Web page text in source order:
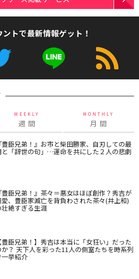
トで最新情報ゲット！
WEEKLY
週 間
MONTHLY
月 間
豊臣兄弟！』お市と柴田勝家、自刃しての最
と「辞世の句」…運命を共にした２人の悲劇
豊臣兄弟！』茶々＝悪女はほぼ創作？秀吉が
、豊臣家滅亡を背負わされた茶々(井上和)
壮絶すぎる生涯
豊臣兄弟！】秀吉は本当に「女狂い」だった
か？ 天下人を彩った11人の側室たちを時系列
一挙紹介